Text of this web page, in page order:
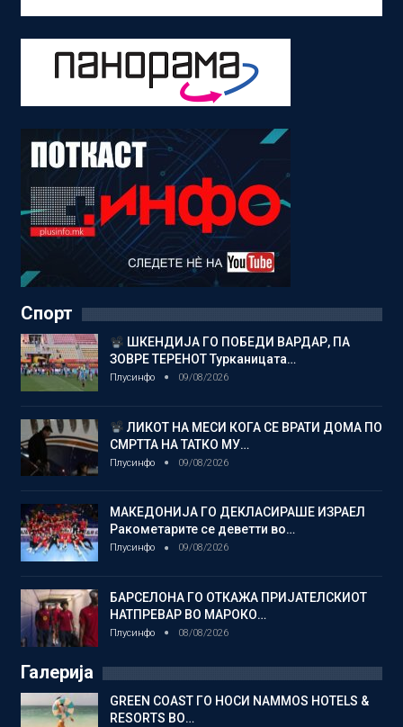
Спорт
ШКЕНДИЈА ГО ПОБЕДИ ВАРДАР, ПА
ЗОВРЕ ТЕРЕНОТ Турканицата…
Плусинфо 09/08/2026
ЛИКОТ НА МЕСИ КОГА СЕ ВРАТИ ДОМА ПО
СМРТТА НА ТАТКО МУ…
Плусинфо 09/08/2026
МАКЕДОНИЈА ГО ДЕКЛАСИРАШЕ ИЗРАЕЛ
Ракометарите се деветти во…
Плусинфо 09/08/2026
БАРСЕЛОНА ГО ОТКАЖА ПРИЈАТЕЛСКИОТ
НАТПРЕВАР ВО МАРОКО…
Плусинфо 08/08/2026
Галерија
GREEN COAST ГО НОСИ NAMMOS HOTELS &
RESORTS ВО…